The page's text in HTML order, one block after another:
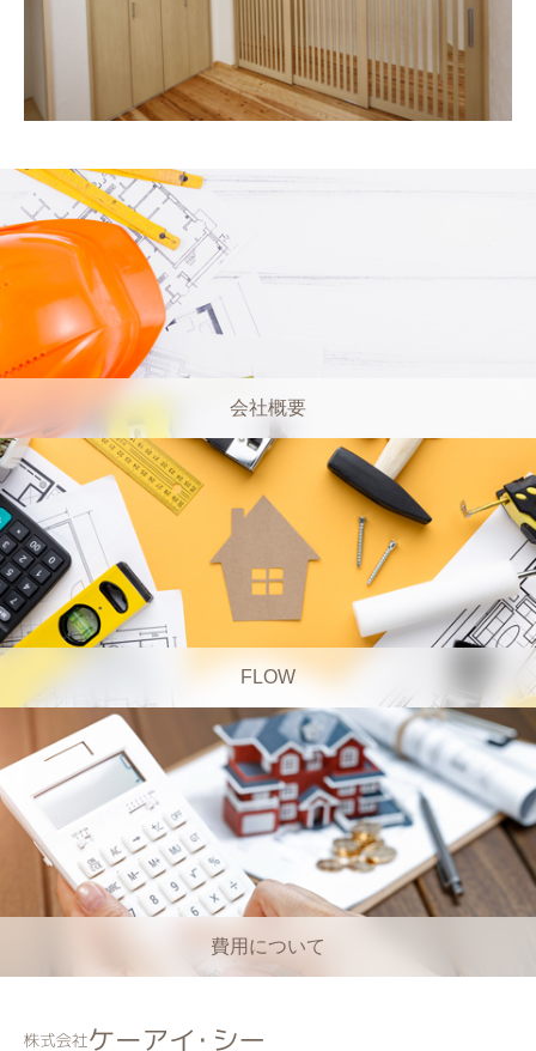
会社概要
FLOW
費用について